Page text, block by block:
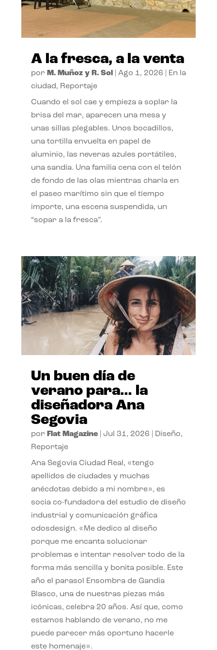
A la fresca, a la venta
por M. Muñoz y R. Sol| Ago 1, 2026
En la
ciudad, Reportaje
Cuando el sol cae y empieza a soplar la
brisa del mar, aparecen una mesa y
unas sillas plegables. Unos bocadillos,
una tortilla envuelta en papel de
aluminio, las neveras azules portátiles,
una sandía. Una familia cena con el telón
de fondo de las olas mientras charla en
el paseo marítimo sin que el tiempo
importe, una escena suspendida, un
“sopar a la fresca”.
Un buen día de
verano para… la
diseñadora Ana
Segovia
por Flat Magazine| Jul 31, 2026 Diseño,
Reportaje
Ana Segovia Ciudad Real, «tengo
apellidos de ciudades y muchas
anécdotas debido a mi nombre», es
socia co-fundadora del estudio de diseño
industrial y comunicación gráfica
odosdesign. «Me dedico al diseño
porque me encanta solucionar
problemas e intentar resolver todo de la
forma más sencilla y bonita posible. Este
año el parasol Ensombra de Gandia
Blasco, una de nuestras piezas más
icónicas, celebra 20 años. Así que, como
estamos hablando de verano, no me
puede parecer más oportuno hacerle
este homenaje».